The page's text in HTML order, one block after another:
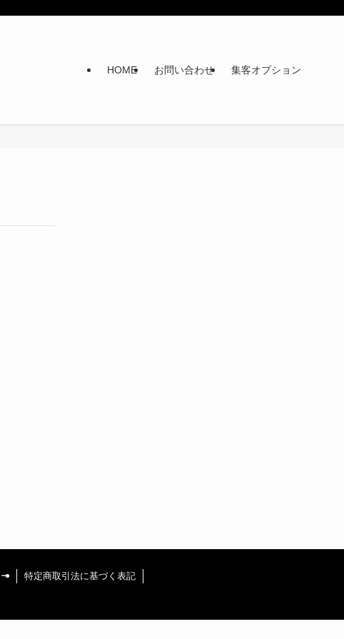
HOME お問い合わせ 集客オプション
特定商取引法に基づく表記